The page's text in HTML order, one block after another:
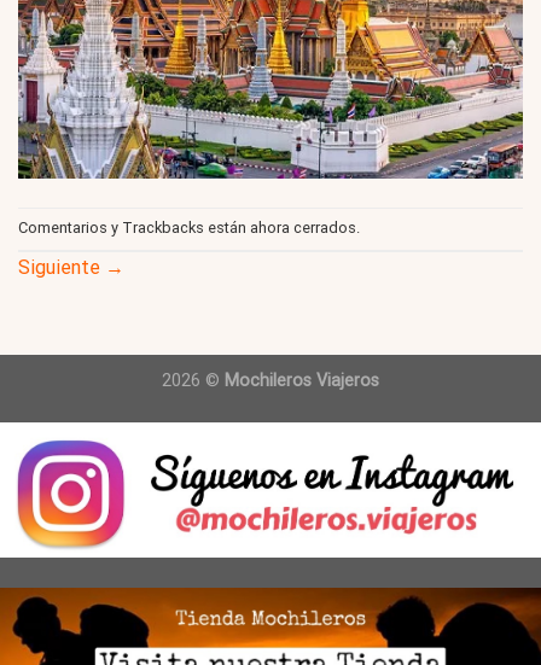
Comentarios y Trackbacks están ahora cerrados.
Siguiente →
2026 © Mochileros Viajeros